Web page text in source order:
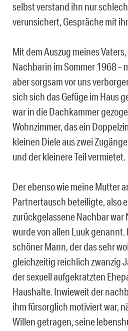
selbst verstand ihn nur
verunsichert, Gespräche mit
Mit dem Auszug meines
Nachbarin im Sommer 1968 –
aber sorgsam vor uns
sich sich das Gefüge im Haus
war in die Dachkammer
Wohnzimmer, das ein
kleinen Diele aus zwei
und der kleinere Teil vermietet.
Der ebenso wie meine Mutter
Partnertausch beteiligte, also
zurückgelassene Nachbar war
wurde von allen Luuk genannt.
schöner Mann, der das sehr
gleichzeitig reichlich zwanzig
der sexuell aufgekratzten
Haushalte. Inwieweit der
ihm fürsorglich motiviert war,
Willen getragen, seine